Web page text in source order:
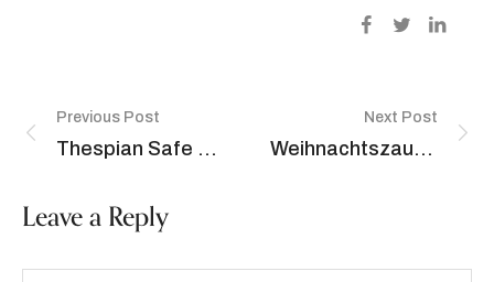
Previous Post
Thespian Safe Measures — within New Zealand Start Playing
Next Post
Weihnachtszauber live: Exklusive Live‑Dealer‑Spiele im Xon Casino
Leave a Reply